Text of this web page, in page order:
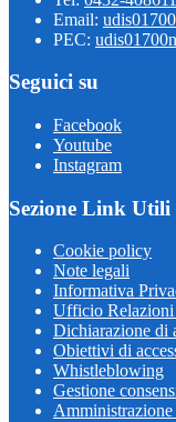
Email:
PEC:
Seguici su
Facebook
Youtube
Instagram
Sezione Link Utili
Cookie policy
Note legali
Informativa
Ufficio
Dichiarazione di
Obiettivi di
Whistleblowing
Gestione
Amministrazione